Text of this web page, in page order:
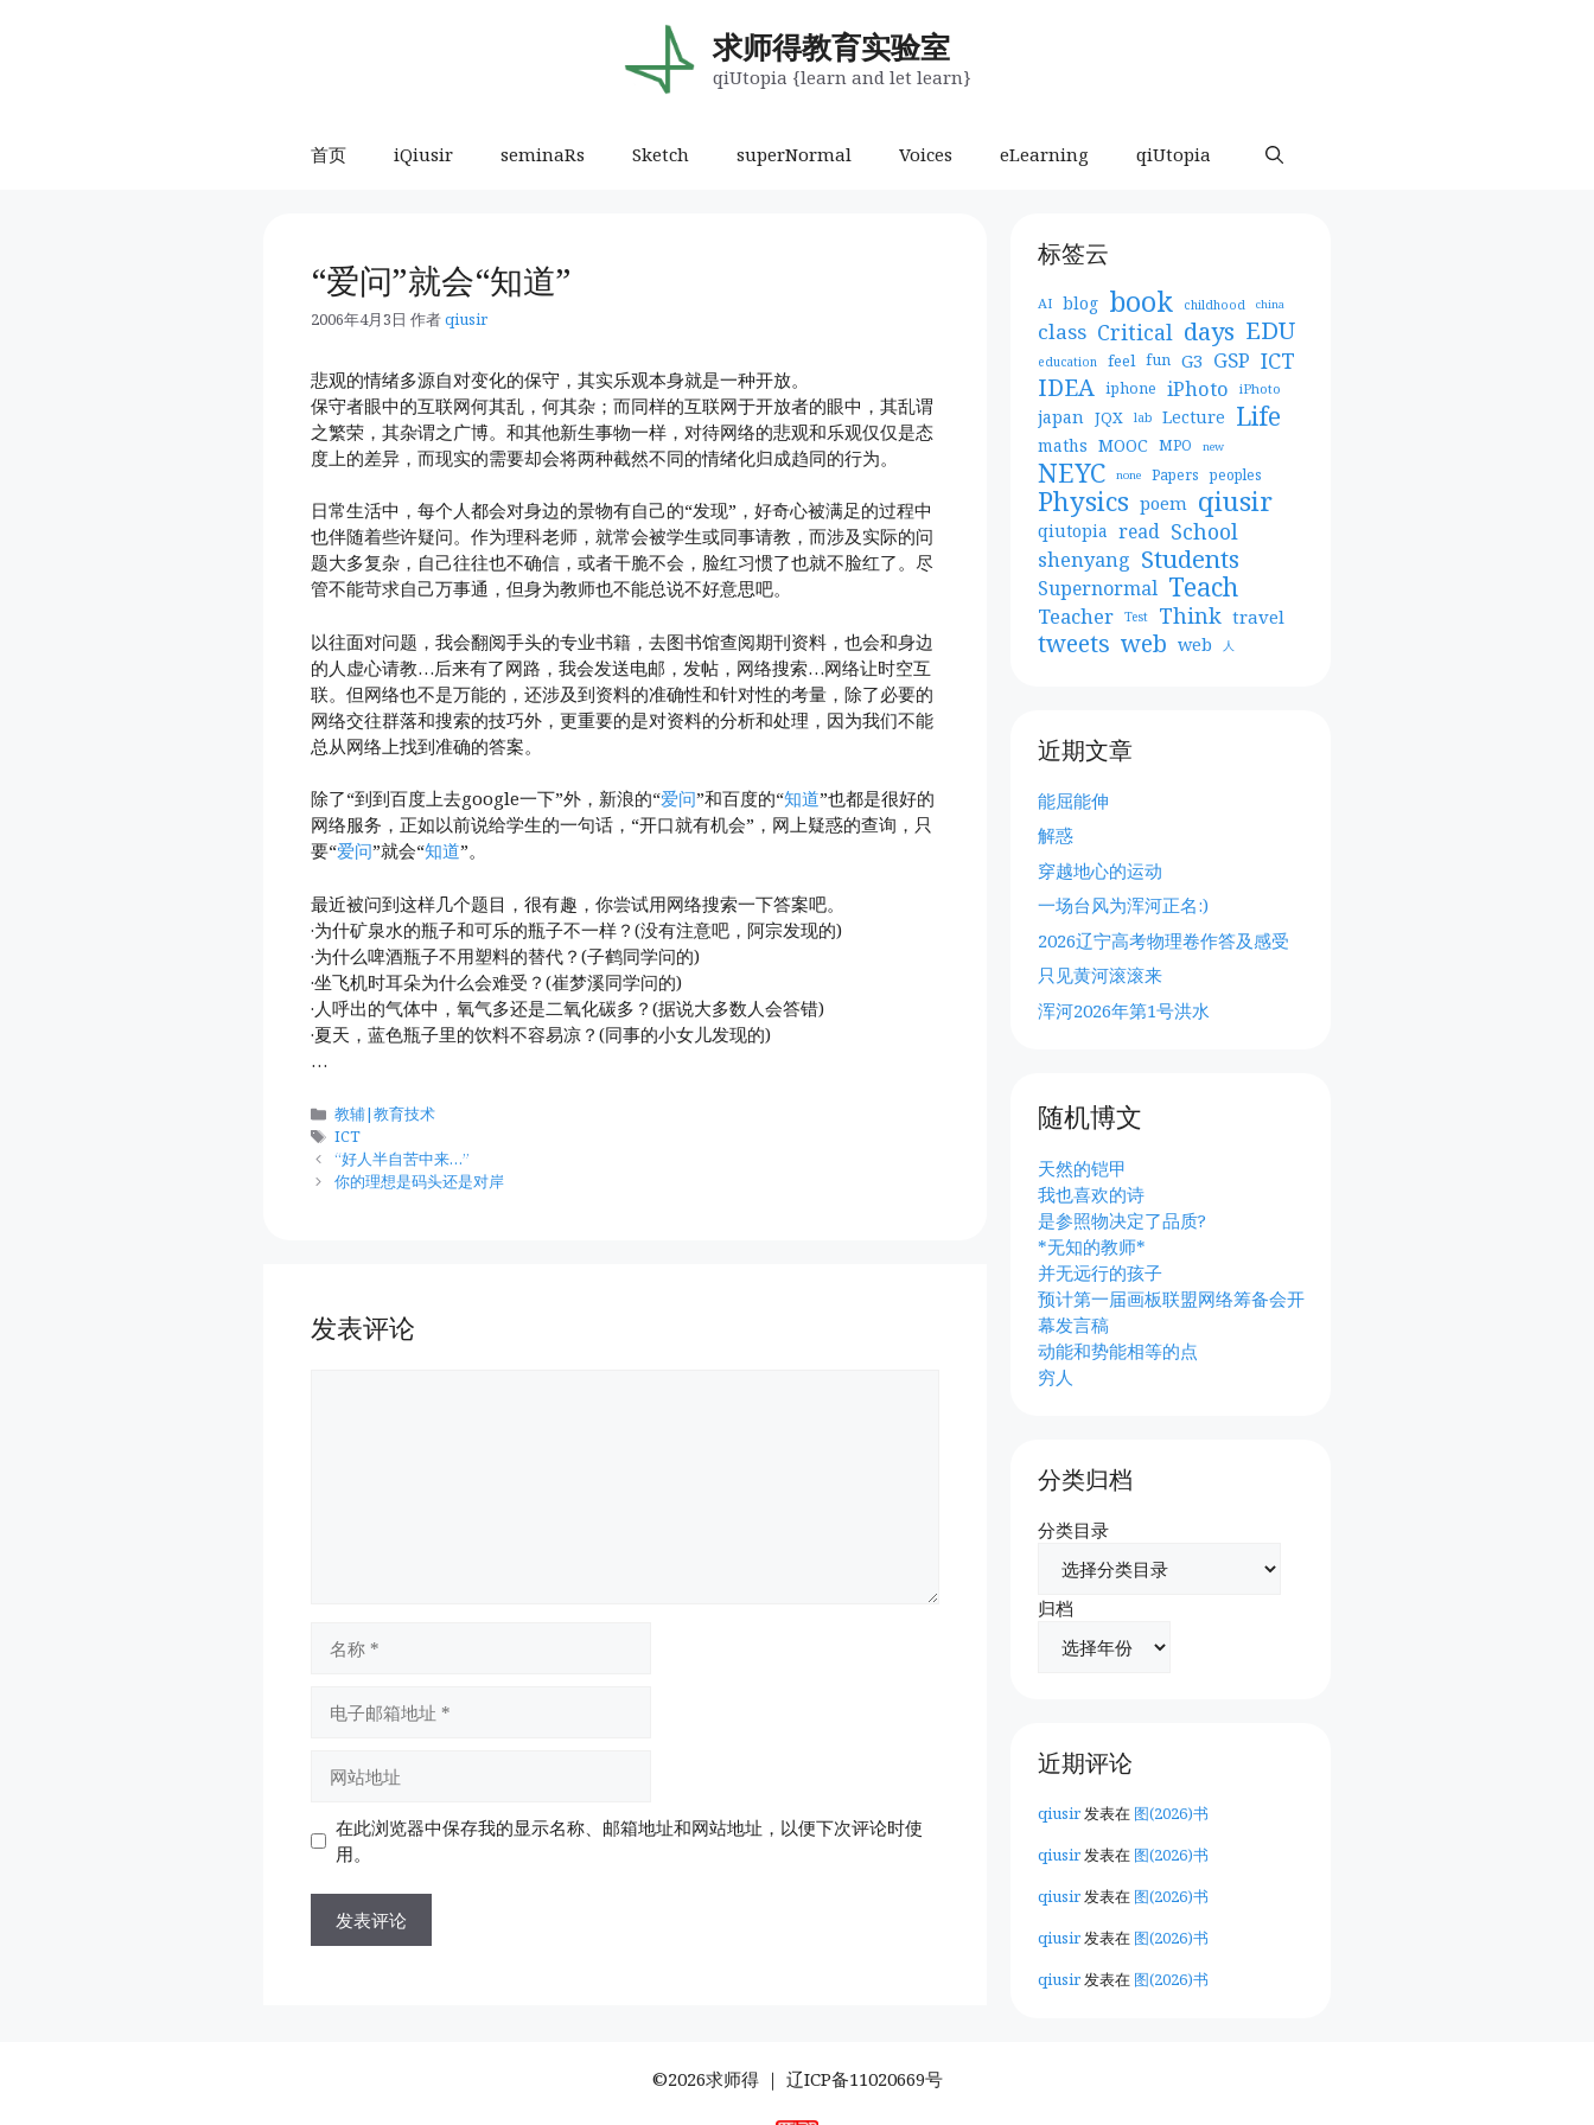
求师得教育实验室
qiUtopia {learn and let learn}
首页 iQiusir seminaRs Sketch superNormal Voices eLearning qiUtopia
“爱问”就会“知道”
2006年4月3日 作者qiusir
悲观的情绪多源自对变化的保守，其实乐观本身就是一种开放。
保守者眼中的互联网何其乱，何其杂；而同样的互联网于开放者的眼中，其乱谓
之繁荣，其杂谓之广博。和其他新生事物一样，对待网络的悲观和乐观仅仅是态
度上的差异，而现实的需要却会将两种截然不同的情绪化归成趋同的行为。
日常生活中，每个人都会对身边的景物有自己的“发现”，好奇心被满足的过程中
也伴随着些许疑问。作为理科老师，就常会被学生或同事请教，而涉及实际的问
题大多复杂，自己往往也不确信，或者干脆不会，脸红习惯了也就不脸红了。尽
管不能苛求自己万事通，但身为教师也不能总说不好意思吧。
以往面对问题，我会翻阅手头的专业书籍，去图书馆查阅期刊资料，也会和身边
的人虚心请教…后来有了网路，我会发送电邮，发帖，网络搜索…网络让时空互
联。但网络也不是万能的，还涉及到资料的准确性和针对性的考量，除了必要的
网络交往群落和搜索的技巧外，更重要的是对资料的分析和处理，因为我们不能
总从网络上找到准确的答案。
除了“到到百度上去google一下”外，新浪的“爱问”和百度的“知道”也都是很好的
网络服务，正如以前说给学生的一句话，“开口就有机会”，网上疑惑的查询，只
要“爱问”就会“知道”。
最近被问到这样几个题目，很有趣，你尝试用网络搜索一下答案吧。
·为什矿泉水的瓶子和可乐的瓶子不一样？(没有注意吧，阿宗发现的)
·为什么啤酒瓶子不用塑料的替代？(子鹤同学问的)
·坐飞机时耳朵为什么会难受？(崔梦溪同学问的)
·人呼出的气体中，氧气多还是二氧化碳多？(据说大多数人会答错)
·夏天，蓝色瓶子里的饮料不容易凉？(同事的小女儿发现的)
…
分
类
教辅|教育技术
标
签
ICT
“好人半自苦中来…”
你的理想是码头还是对岸
发表评论
址
址
在此浏览器中保存我的显示名称、邮箱地址和网站地址，以便下次评论时使
用。
标签云
AI blog book childhood china
class Critical days EDU
education feel fun G3 GSP ICT
IDEA iphone iPhoto iPhoto
japan JQX lab Lecture Life
maths MOOC MPO new
NEYC none Papers peoples
Physics poem qiusir
qiutopia read School
shenyang Students
Supernormal Teach
Teacher Test Think travel
tweets web web 人
近期文章
能屈能伸
解惑
穿越地心的运动
一场台风为浑河正名:)
2026辽宁高考物理卷作答及感受
只见黄河滚滚来
浑河2026年第1号洪水
随机博文
天然的铠甲
我也喜欢的诗
是参照物决定了品质?
*无知的教师*
并无远行的孩子
预计第一届画板联盟网络筹备会开
幕发言稿
动能和势能相等的点
穷人
分类归档
分类目录
归档
近期评论
qiusir发表在 图(2026)书
qiusir发表在 图(2026)书
qiusir发表在 图(2026)书
qiusir发表在 图(2026)书
qiusir发表在 图(2026)书
©2026求师得 ｜ 辽ICP备11020669号